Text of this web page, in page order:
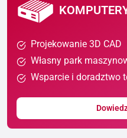
Projekowanie 3D CAD
Własny park
Wsparcie i doradztwo